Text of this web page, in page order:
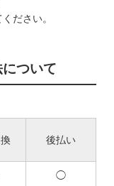
ださい。
ついて
後払い
◯